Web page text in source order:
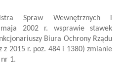
Spraw Wewnętrznych i
2002 r. wsprawie stawek
Biura Ochrony Rządu
z 2015 r. poz. 484 i 1380) zmianie
nr 1.